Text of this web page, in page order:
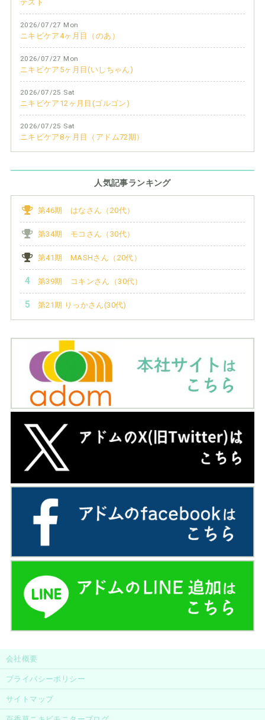
テスト
2026/07/27 Mon
ニキビケア4ヶ月目（のあ）
2026/07/27 Mon
ニキビケア5ヶ月目(いしちゃん)
2026/07/25 Sat
ニキビケア12ヶ月目(ゴルゴン)
2026/07/25 Sat
ニキビケア8ヶ月目（アドム72期）
人気記事ランキング
第46期 はなさん（20代）
第34期 モコさん（30代）
第41期 MASHさん（20代）
第39期 コキンさん（30代）
第21期 りっかさん(30代)
会社概要
プライバシーポリシー
サイトマップ